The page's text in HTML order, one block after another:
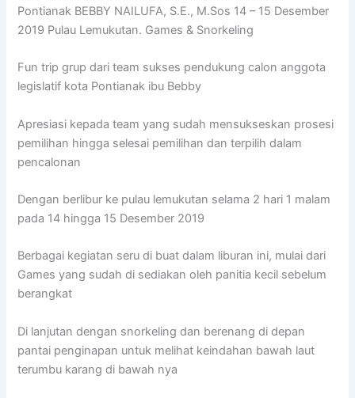
Pontianak BEBBY NAILUFA, S.E., M.Sos 14 – 15 Desember
2019 Pulau Lemukutan. Games & Snorkeling
Fun trip grup dari team sukses pendukung calon anggota
legislatif kota Pontianak ibu Bebby
Apresiasi kepada team yang sudah mensukseskan prosesi
pemilihan hingga selesai pemilihan dan terpilih dalam
pencalonan
Dengan berlibur ke pulau lemukutan selama 2 hari 1 malam
pada 14 hingga 15 Desember 2019
Berbagai kegiatan seru di buat dalam liburan ini, mulai dari
Games yang sudah di sediakan oleh panitia kecil sebelum
berangkat
Di lanjutan dengan snorkeling dan berenang di depan
pantai penginapan untuk melihat keindahan bawah laut
terumbu karang di bawah nya